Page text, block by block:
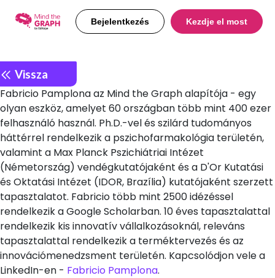
Bejelentkezés Kezdje el most
Vissza
Fabricio Pamplona az Mind the Graph alapítója - egy
olyan eszköz, amelyet 60 országban több mint 400 ezer
felhasználó használ. Ph.D.-vel és szilárd tudományos
háttérrel rendelkezik a pszichofarmakológia területén,
valamint a Max Planck Pszichiátriai Intézet
(Németország) vendégkutatójaként és a D'Or Kutatási
és Oktatási Intézet (IDOR, Brazília) kutatójaként szerzett
tapasztalatot. Fabricio több mint 2500 idézéssel
rendelkezik a Google Scholarban. 10 éves tapasztalattal
rendelkezik kis innovatív vállalkozásoknál, releváns
tapasztalattal rendelkezik a terméktervezés és az
innovációmenedzsment területén. Kapcsolódjon vele a
LinkedIn-en - Fabricio Pamplona.